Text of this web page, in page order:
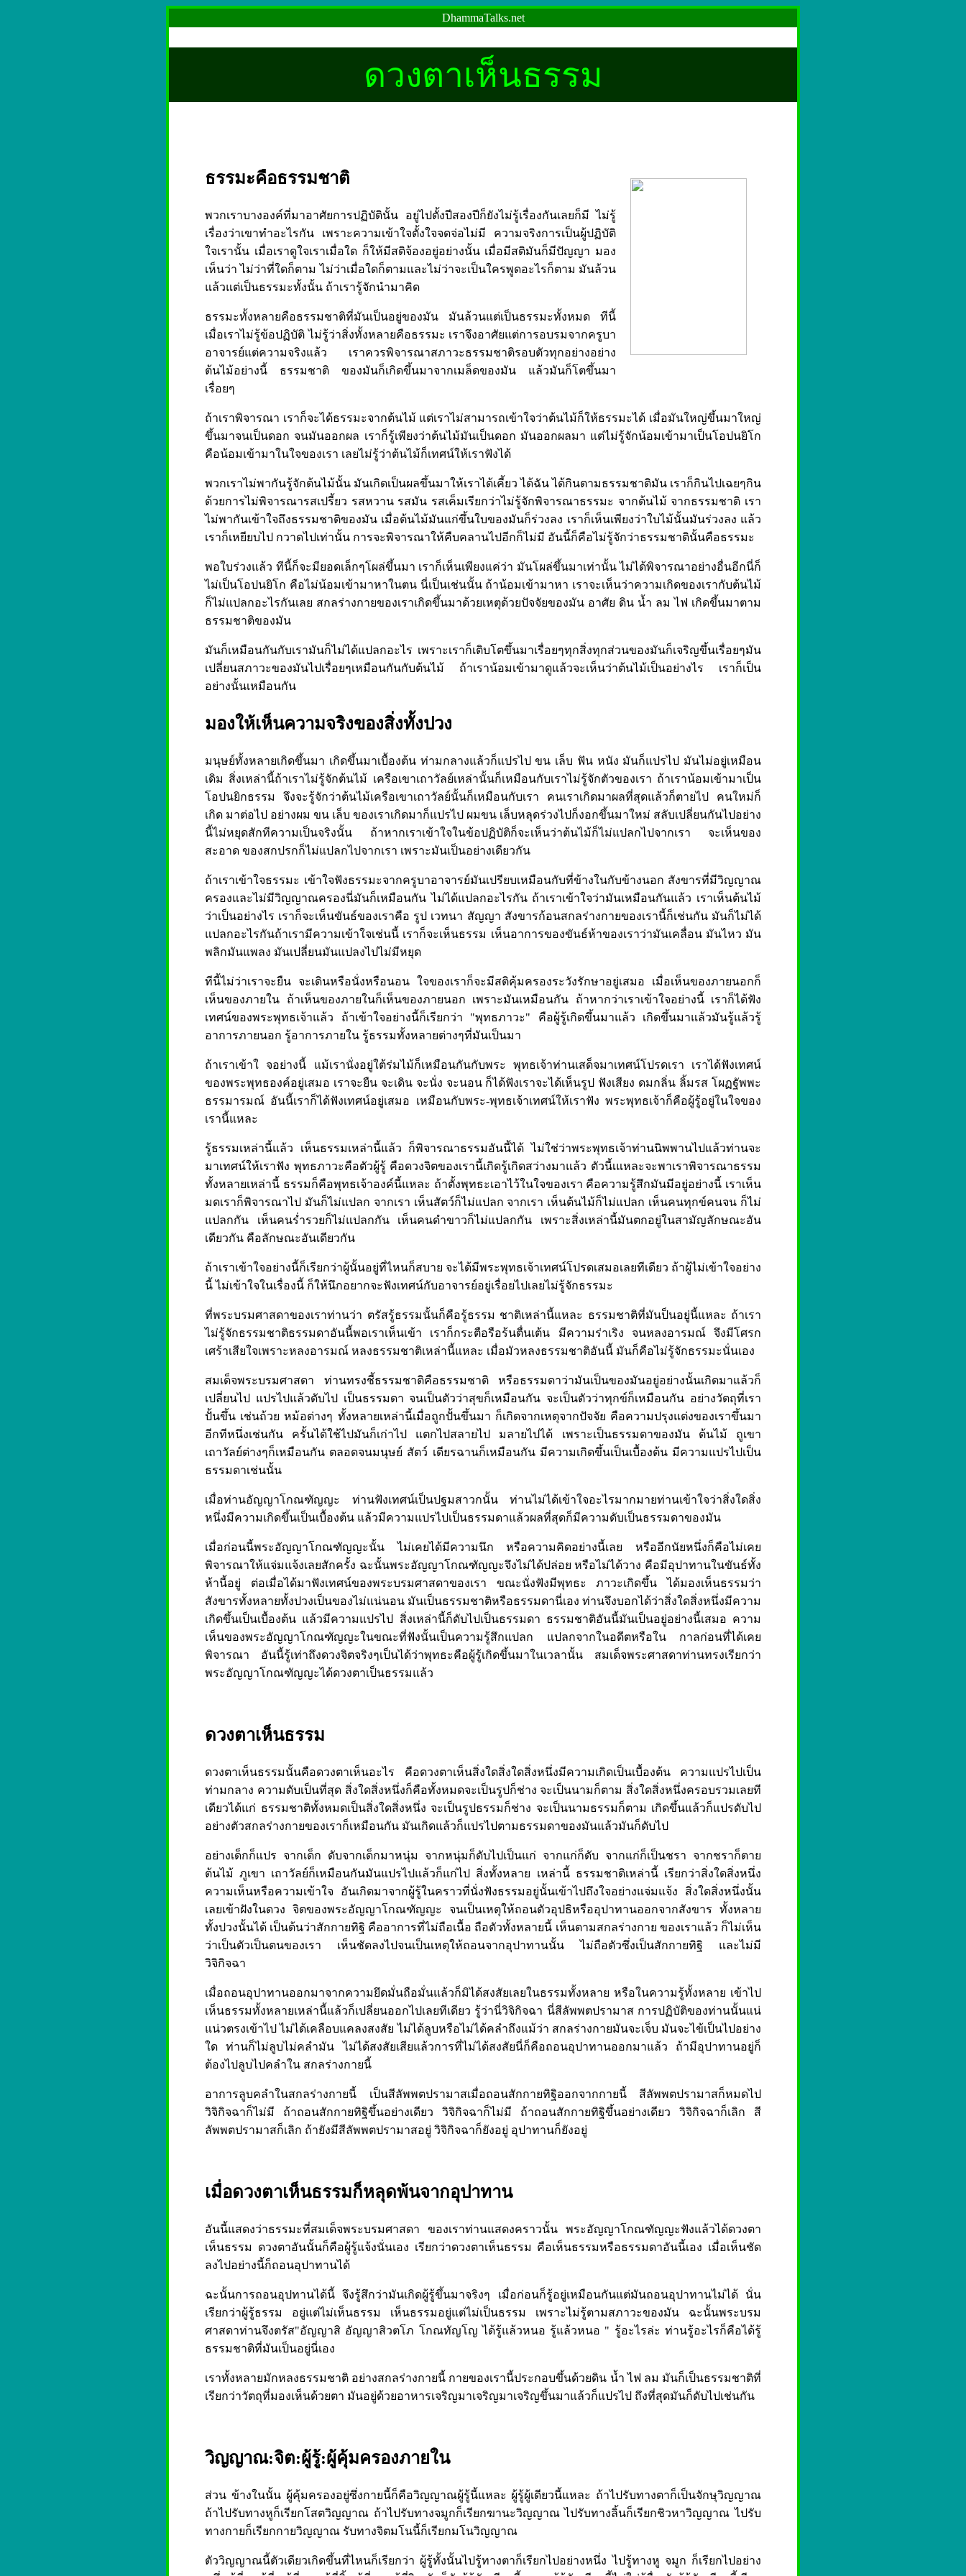
DhammaTalks.net
ดวงตาเห็นธรรม
ธรรมะคือธรรมชาติ
พวกเราบางองค์ที่มาอาศัยการปฏิบัตินั้น อยู่ไปตั้งปีสองปีก็ยังไม่รู้เรื่องกันเลยก็มี ไม่รู้
เรื่องว่าเขาทำอะไรกัน เพราะความเข้าใจตั้งใจจดจ่อไม่มี ความจริงการเป็นผู้ปฏิบัติ
ใจเรานั้น เมื่อเราดูใจเราเมื่อใด ก็ให้มีสติจ้องอยู่อย่างนั้น เมื่อมีสติมันก็มีปัญญา มอง
เห็นว่า ไม่ว่าที่ใดก็ตาม ไม่ว่าเมื่อใดก็ตามและไม่ว่าจะเป็นใครพูดอะไรก็ตาม มันล้วน
แล้วแต่เป็นธรรมะทั้งนั้น ถ้าเรารู้จักนำมาคิด
ธรรมะทั้งหลายคือธรรมชาติที่มันเป็นอยู่ของมัน มันล้วนแต่เป็นธรรมะทั้งหมด ทีนี้
เมื่อเราไม่รู้ข้อปฏิบัติ ไม่รู้ว่าสิ่งทั้งหลายคือธรรมะ เราจึงอาศัยแต่การอบรมจากครูบา
อาจารย์แต่ความจริงแล้ว เราควรพิจารณาสภาวะธรรมชาติรอบตัวทุกอย่างอย่าง
ต้นไม้อย่างนี้ ธรรมชาติ ของมันก็เกิดขึ้นมาจากเมล็ดของมัน แล้วมันก็โตขึ้นมา
เรื่อยๆ
ถ้าเราพิจารณา เราก็จะได้ธรรมะจากต้นไม้ แต่เราไม่สามารถเข้าใจว่าต้นไม้ก็ให้ธรรมะได้ เมื่อมันใหญ่ขึ้นมาใหญ่
ขึ้นมาจนเป็นดอก จนมันออกผล เราก็รู้เพียงว่าต้นไม้มันเป็นดอก มันออกผลมา แต่ไม่รู้จักน้อมเข้ามาเป็นโอปนยิโก
คือน้อมเข้ามาในใจของเรา เลยไม่รู้ว่าต้นไม้ก็เทศน์ให้เราฟังได้
พวกเราไม่พากันรู้จักต้นไม้นั้น มันเกิดเป็นผลขึ้นมาให้เราได้เคี้ยว ได้ฉัน ได้กินตามธรรมชาติมัน เราก็กินไปเฉยๆกิน
ด้วยการไม่พิจารณารสเปรี้ยว รสหวาน รสมัน รสเค็มเรียกว่าไม่รู้จักพิจารณาธรรมะ จากต้นไม้ จากธรรมชาติ เรา
ไม่พากันเข้าใจถึงธรรมชาติของมัน เมื่อต้นไม้มันแก่ขึ้นใบของมันก็ร่วงลง เราก็เห็นเพียงว่าใบไม้นั้นมันร่วงลง แล้ว
เราก็เหยียบไป กวาดไปเท่านั้น การจะพิจารณาให้คืบคลานไปอีกก็ไม่มี อันนี้ก็คือไม่รู้จักว่าธรรมชาตินั้นคือธรรมะ
พอใบร่วงแล้ว ทีนี้ก็จะมียอดเล็กๆโผล่ขึ้นมา เราก็เห็นเพียงแค่ว่า มันโผล่ขึ้นมาเท่านั้น ไม่ได้พิจารณาอย่างอื่นอีกนี่ก็
ไม่เป็นโอปนยิโก คือไม่น้อมเข้ามาหาในตน นี่เป็นเช่นนั้น ถ้าน้อมเข้ามาหา เราจะเห็นว่าความเกิดของเรากับต้นไม้
ก็ไม่แปลกอะไรกันเลย สกลร่างกายของเราเกิดขึ้นมาด้วยเหตุด้วยปัจจัยของมัน อาศัย ดิน น้ำ ลม ไฟ เกิดขึ้นมาตาม
ธรรมชาติของมัน
มันก็เหมือนกันกับเรามันก็ไม่ได้แปลกอะไร เพราะเราก็เติบโตขึ้นมาเรื่อยๆทุกสิ่งทุกส่วนของมันก็เจริญขึ้นเรื่อยๆมัน
เปลี่ยนสภาวะของมันไปเรื่อยๆเหมือนกันกับต้นไม้ ถ้าเราน้อมเข้ามาดูแล้วจะเห็นว่าต้นไม้เป็นอย่างไร เราก็เป็น
อย่างนั้นเหมือนกัน
มองให้เห็นความจริงของสิ่งทั้งปวง
มนุษย์ทั้งหลายเกิดขึ้นมา เกิดขึ้นมาเบื้องต้น ท่ามกลางแล้วก็แปรไป ขน เล็บ ฟัน หนัง มันก็แปรไป มันไม่อยู่เหมือน
เดิม สิ่งเหล่านี้ถ้าเราไม่รู้จักต้นไม้ เครือเขาเถาวัลย์เหล่านั้นก็เหมือนกับเราไม่รู้จักตัวของเรา ถ้าเราน้อมเข้ามาเป็น
โอปนยิกธรรม จึงจะรู้จักว่าต้นไม้เครือเขาเถาวัลย์นั้นก็เหมือนกับเรา คนเราเกิดมาผลที่สุดแล้วก็ตายไป คนใหม่ก็
เกิด มาต่อไป อย่างผม ขน เล็บ ของเราเกิดมาก็แปรไป ผมขน เล็บหลุดร่วงไปก็งอกขึ้นมาใหม่ สลับเปลี่ยนกันไปอย่าง
นี้ไม่หยุดสักทีความเป็นจริงนั้น ถ้าหากเราเข้าใจในข้อปฏิบัติก็จะเห็นว่าต้นไม้ก็ไม่แปลกไปจากเรา จะเห็นของ
สะอาด ของสกปรกก็ไม่แปลกไปจากเรา เพราะมันเป็นอย่างเดียวกัน
ถ้าเราเข้าใจธรรมะ เข้าใจฟังธรรมะจากครูบาอาจารย์มันเปรียบเหมือนกับที่ข้างในกับข้างนอก สังขารที่มีวิญญาณ
ครองและไม่มีวิญญาณครองนี่มันก็เหมือนกัน ไม่ได้แปลกอะไรกัน ถ้าเราเข้าใจว่ามันเหมือนกันแล้ว เราเห็นต้นไม้
ว่าเป็นอย่างไร เราก็จะเห็นขันธ์ของเราคือ รูป เวทนา สัญญา สังขารก้อนสกลร่างกายของเรานี้ก็เช่นกัน มันก็ไม่ได้
แปลกอะไรกันถ้าเรามีความเข้าใจเช่นนี้ เราก็จะเห็นธรรม เห็นอาการของขันธ์ห้าของเราว่ามันเคลื่อน มันไหว มัน
พลิกมันแพลง มันเปลี่ยนมันแปลงไปไม่มีหยุด
ทีนี้ไม่ว่าเราจะยืน จะเดินหรือนั่งหรือนอน ใจของเราก็จะมีสติคุ้มครองระวังรักษาอยู่เสมอ เมื่อเห็นของภายนอกก็
เห็นของภายใน ถ้าเห็นของภายในก็เห็นของภายนอก เพราะมันเหมือนกัน ถ้าหากว่าเราเข้าใจอย่างนี้ เราก็ได้ฟัง
เทศน์ของพระพุทธเจ้าแล้ว ถ้าเข้าใจอย่างนี้ก็เรียกว่า "พุทธภาวะ" คือผู้รู้เกิดขึ้นมาแล้ว เกิดขึ้นมาแล้วมันรู้แล้วรู้
อาการภายนอก รู้อาการภายใน รู้ธรรมทั้งหลายต่างๆที่มันเป็นมา
ถ้าเราเข้าใ จอย่างนี้ แม้เรานั่งอยู่ใต้ร่มไม้ก็เหมือนกันกับพระ พุทธเจ้าท่านเสด็จมาเทศน์โปรดเรา เราได้ฟังเทศน์
ของพระพุทธองค์อยู่เสมอ เราจะยืน จะเดิน จะนั่ง จะนอน ก็ได้ฟังเราจะได้เห็นรูป ฟังเสียง ดมกลิ่น ลิ้มรส โผฏฐัพพะ
ธรรมารมณ์ อันนี้เราก็ได้ฟังเทศน์อยู่เสมอ เหมือนกับพระ-พุทธเจ้าเทศน์ให้เราฟัง พระพุทธเจ้าก็คือผู้รู้อยู่ในใจของ
เรานี้แหละ
รู้ธรรมเหล่านี้แล้ว เห็นธรรมเหล่านี้แล้ว ก็พิจารณาธรรมอันนี้ได้ ไม่ใช่ว่าพระพุทธเจ้าท่านนิพพานไปแล้วท่านจะ
มาเทศน์ให้เราฟัง พุทธภาวะคือตัวผู้รู้ คือดวงจิตของเรานี้เกิดรู้เกิดสว่างมาแล้ว ตัวนี้เแหละจะพาเราพิจารณาธรรม
ทั้งหลายเหล่านี้ ธรรมก็คือพุทธเจ้าองค์นี้แหละ ถ้าตั้งพุทธะเอาไว้ในใจของเรา คือความรู้สึกมันมีอยู่อย่างนี้ เราเห็น
มดเราก็พิจารณาไป มันก็ไม่แปลก จากเรา เห็นสัตว์ก็ไม่แปลก จากเรา เห็นต้นไม้ก็ไม่แปลก เห็นคนทุกข์คนจน ก็ไม่
แปลกกัน เห็นคนร่ำรวยก็ไม่แปลกกัน เห็นคนดำขาวก็ไม่แปลกกัน เพราะสิ่งเหล่านี้มันตกอยู่ในสามัญลักษณะอัน
เดียวกัน คือลักษณะอันเดียวกัน
ถ้าเราเข้าใจอย่างนี้ก็เรียกว่าผู้นั้นอยู่ที่ไหนก็สบาย จะได้มีพระพุทธเจ้าเทศน์โปรดเสมอเลยทีเดียว ถ้าผู้ไม่เข้าใจอย่าง
นี้ ไม่เข้าใจในเรื่องนี้ ก็ให้นึกอยากจะฟังเทศน์กับอาจารย์อยู่เรื่อยไปเลยไม่รู้จักธรรมะ
ที่พระบรมศาสดาของเราท่านว่า ตรัสรู้ธรรมนั้นก็คือรู้ธรรม ชาติเหล่านี้แหละ ธรรมชาติที่มันป็นอยู่นี้แหละ ถ้าเรา
ไม่รู้จักธรรมชาติธรรมดาอันนี้พอเราเห็นเข้า เราก็กระตือรือร้นตื่นเต้น มีความร่าเริง จนหลงอารมณ์ จึงมีโศรก
เศร้าเสียใจเพราะหลงอารมณ์ หลงธรรมชาติเหล่านี้แหละ เมื่อมัวหลงธรรมชาติอันนี้ มันก็คือไม่รู้จักธรรมะนั่นเอง
สมเด็จพระบรมศาสดา ท่านทรงชี้ธรรมชาติคือธรรมชาติ หรือธรรมดาว่ามันเป็นของมันอยู่อย่างนั้นเกิดมาแล้วก็
เปลี่ยนไป แปรไปแล้วดับไป เป็นธรรมดา จนเป็นตัวว่าสุขก็เหมือนกัน จะเป็นตัวว่าทุกข์ก็เหมือนกัน อย่างวัตถุที่เรา
ปั้นขึ้น เช่นถ้วย หม้อต่างๆ ทั้งหลายเหล่านี้เมื่อถูกปั้นขึ้นมา ก็เกิดจากเหตุจากปัจจัย คือความปรุงแต่งของเราขึ้นมา
อีกทีหนึ่งเช่นกัน ครั้นได้ใช้ไปมันก็เก่าไป แตกไปสลายไป มลายไปได้ เพราะเป็นธรรมดาของมัน ต้นไม้ ถูเขา
เถาวัลย์ต่างๆก็เหมือนกัน ตลอดจนมนุษย์ สัตว์ เดียรฉานก็เหมือนกัน มีความเกิดขึ้นเป็นเบื้องต้น มีความแปรไปเป็น
ธรรมดาเช่นนั้น
เมื่อท่านอัญญาโกณฑัญญะ ท่านฟังเทศน์เป็นปฐมสาวกนั้น ท่านไม่ได้เข้าใจอะไรมากมายท่านเข้าใจว่าสิ่งใดสิ่ง
หนึ่งมีความเกิดขึ้นเป็นเบื้องต้น แล้วมีความแปรไปเป็นธรรมดาแล้วผลที่สุดก็มีความดับเป็นธรรมดาของมัน
เมื่อก่อนนี้พระอัญญาโกณฑัญญะนั้น ไม่เคยได้มีความนึก หรือความคิดอย่างนี้เลย หรืออีกนัยหนึ่งก็คือไม่เคย
พิจารณาให้แจ่มแจ้งเลยสักครั้ง ฉะนั้นพระอัญญาโกณฑัญญะจึงไม่ได้ปล่อย หรือไม่ได้วาง คือมีอุปาทานในขันธ์ทั้ง
ห้านี้อยู่ ต่อเมื่อได้มาฟังเทศน์ของพระบรมศาสดาของเรา ขณะนั่งฟังมีพุทธะ ภาวะเกิดขึ้น ได้มองเห็นธรรมว่า
สังขารทั้งหลายทั้งปวงเป็นของไม่แน่นอน มันเป็นธรรมชาติหรือธรรมดานี่เอง ท่านจึงบอกได้ว่าสิ่งใดสิ่งหนึ่งมีความ
เกิดขึ้นเป็นเบื้องต้น แล้วมีความแปรไป สิ่งเหล่านี้ก็ดับไปเป็นธรรมดา ธรรมชาติอันนี้มันเป็นอยู่อย่างนี้เสมอ ความ
เห็นของพระอัญญาโกณฑัญญะในขณะที่ฟังนั้นเป็นความรู้สึกแปลก แปลกจากในอดีตหรือใน กาลก่อนที่ได้เคย
พิจารณา อันนี้รู้เท่าถึงดวงจิตจริงๆเป็นได้ว่าพุทธะคือผู้รู้เกิดขึ้นมาในเวลานั้น สมเด็จพระศาสดาท่านทรงเรียกว่า
พระอัญญาโกณฑัญญะได้ดวงตาเป็นธรรมแล้ว
ดวงตาเห็นธรรม
ดวงตาเห็นธรรมนั้นคือดวงตาเห็นอะไร คือดวงตาเห็นสิ่งใดสิ่งใดสิ่งหนึ่งมีความเกิดเป็นเบื้องต้น ความแปรไปเป็น
ท่ามกลาง ความดับเป็นที่สุด สิ่งใดสิ่งหนึ่งก็คือทั้งหมดจะเป็นรูปก็ช่าง จะเป็นนามก็ตาม สิ่งใดสิ่งหนึ่งครอบรวมเลยที
เดียวได้แก่ ธรรมชาติทั้งหมดเป็นสิ่งใดสิ่งหนึ่ง จะเป็นรูปธรรมก็ช่าง จะเป็นนามธรรมก็ตาม เกิดขึ้นแล้วก็แปรดับไป
อย่างตัวสกลร่างกายของเราก็เหมือนกัน มันเกิดแล้วก็แปรไปตามธรรมดาของมันแล้วมันก็ดับไป
อย่างเด็กก็แปร จากเด็ก ดับจากเด็กมาหนุ่ม จากหนุ่มก็ดับไปเป็นแก่ จากแก่ก็ดับ จากแก่ก็เป็นชรา จากชราก็ตาย
ต้นไม้ ภูเขา เถาวัลย์ก็เหมือนกันมันแปรไปแล้วก็แก่ไป สิ่งทั้งหลาย เหล่านี้ ธรรมชาติเหล่านี้ เรียกว่าสิ่งใดสิ่งหนึ่ง
ความเห็นหรือความเข้าใจ อันเกิดมาจากผู้รู้ในคราวที่นั่งฟังธรรมอยู่นั้นเข้าไปถึงใจอย่างแจ่มแจ้ง สิ่งใดสิ่งหนึ่งนั้น
เลยเข้าฝังในดวง จิตของพระอัญญาโกณฑัญญะ จนเป็นเหตุให้ถอนตัวอุปธิหรืออุปาทานออกจากสังขาร ทั้งหลาย
ทั้งปวงนั้นได้ เป็นต้นว่าสักกายทิฐิ คืออาการที่ไม่ถือเนื้อ ถือตัวทั้งหลายนี้ เห็นตามสกลร่างกาย ของเราแล้ว ก็ไม่เห็น
ว่าเป็นตัวเป็นตนของเรา เห็นชัดลงไปจนเป็นเหตุให้ถอนจากอุปาทานนั้น ไม่ถือตัวซึ่งเป็นสักกายทิฐิ และไม่มี
วิจิกิจฉา
เมื่อถอนอุปาทานออกมาจากความยึดมั่นถือมั่นแล้วก็มิได้สงสัยเลยในธรรมทั้งหลาย หรือในความรู้ทั้งหลาย เข้าไป
เห็นธรรมทั้งหลายเหล่านี้แล้วก็เปลี่ยนออกไปเลยทีเดียว รู้ว่านี่วิจิกิจฉา นี่สีลัพพตปรามาส การปฏิบัติของท่านนั้นแน่
แน่วตรงเข้าไป ไม่ได้เคลือบแคลงสงสัย ไม่ได้ลูบหรือไม่ได้คลำถึงแม้ว่า สกลร่างกายมันจะเจ็บ มันจะไข้เป็นไปอย่าง
ใด ท่านก็ไม่ลูบไม่คลำมัน ไม่ได้สงสัยเสียแล้วการที่ไม่ได้สงสัยนี่ก็คือถอนอุปาทานออกมาแล้ว ถ้ามีอุปาทานอยู่ก็
ต้องไปลูบไปคลำใน สกลร่างกายนี้
อาการลูบคลำในสกลร่างกายนี้ เป็นสีลัพพตปรามาสเมื่อถอนสักกายทิฐิออกจากกายนี้ สีลัพพตปรามาสก็หมดไป
วิจิกิจฉาก็ไม่มี ถ้าถอนสักกายทิฐิขึ้นอย่างเดียว วิจิกิจฉาก็ไม่มี ถ้าถอนสักกายทิฐิขึ้นอย่างเดียว วิจิกิจฉาก็เลิก สี
ลัพพตปรามาสก็เลิก ถ้ายังมีสีลัพพตปรามาสอยู่ วิจิกิจฉาก็ยังอยู่ อุปาทานก็ยังอยู่
เมื่อดวงตาเห็นธรรมก็หลุดพ้นจากอุปาทาน
อันนี้แสดงว่าธรรมะที่สมเด็จพระบรมศาสดา ของเราท่านแสดงคราวนั้น พระอัญญาโกณฑัญญะฟังแล้วได้ดวงตา
เห็นธรรม ดวงตาอันนั้นก็คือผู้รู้แจ้งนั่นเอง เรียกว่าดวงตาเห็นธรรม คือเห็นธรรมหรือธรรมดาอันนี้เอง เมื่อเห็นชัด
ลงไปอย่างนี้ก็ถอนอุปาทานได้
ฉะนั้นการถอนอุปทานได้นี้ จึงรู้สึกว่ามันเกิดผู้รู้ขึ้นมาจริงๆ เมื่อก่อนก็รู้อยู่เหมือนกันแต่มันถอนอุปาทานไม่ได้ นั่น
เรียกว่าผู้รู้ธรรม อยู่แต่ไม่เห็นธรรม เห็นธรรมอยู่แต่ไม่เป็นธรรม เพราะไม่รู้ตามสภาวะของมัน ฉะนั้นพระบรม
ศาสดาท่านจึงตรัส"อัญญาสิ อัญญาสิวตโภ โกณทัญโญ ได้รู้แล้วหนอ รู้แล้วหนอ " รู้อะไรล่ะ ท่านรู้อะไรก็คือได้รู้
ธรรมชาติที่มันเป็นอยู่นี่เอง
เราทั้งหลายมักหลงธรรมชาติ อย่างสกลร่างกายนี้ กายของเรานี้ประกอบขึ้นด้วยดิน น้ำ ไฟ ลม มันก็เป็นธรรมชาติที่
เรียกว่าวัตถุที่มองเห็นด้วยตา มันอยู่ด้วยอาหารเจริญมาเจริญมาเจริญขึ้นมาแล้วก็แปรไป ถึงที่สุดมันก็ดับไปเช่นกัน
วิญญาณ:จิต:ผู้รู้:ผู้คุ้มครองภายใน
ส่วน ข้างในนั้น ผู้คุ้มครองอยู่ซึ่งกายนี้ก็คือวิญญาณผู้รู้นี้แหละ ผู้รู้ผู้เดียวนี้แหละ ถ้าไปรับทางตาก็เป็นจักษุวิญญาณ
ถ้าไปรับทางหูก็เรียกโสตวิญญาณ ถ้าไปรับทางจมูกก็เรียกฆานะวิญญาณ ไปรับทางลิ้นก็เรียกชิวหาวิญญาณ ไปรับ
ทางกายก็เรียกกายวิญญาณ รับทางจิตมโนนี้ก็เรียกมโนวิญญาณ
ตัววิญญาณนี้ตัวเดียวเกิดขึ้นที่ไหนก็เรียกว่า ผู้รู้ทั้งนั้นไปรู้ทางตาก็เรียกไปอย่างหนึ่ง ไปรู้ทางหู จมูก ก็เรียกไปอย่าง